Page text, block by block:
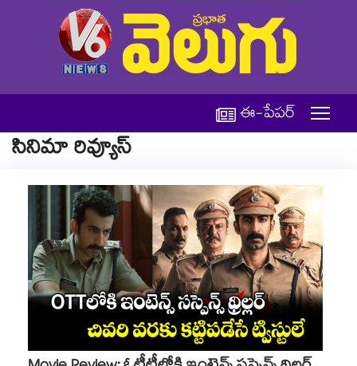
ఈ-పేపర్
సినిమా రివ్యూస్